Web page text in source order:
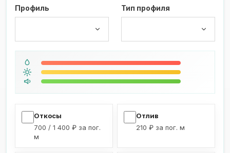
Профиль Тип профиля
Откосы
700 / 1 400 ₽ за пог.
м
Отлив
210 ₽ за пог. м